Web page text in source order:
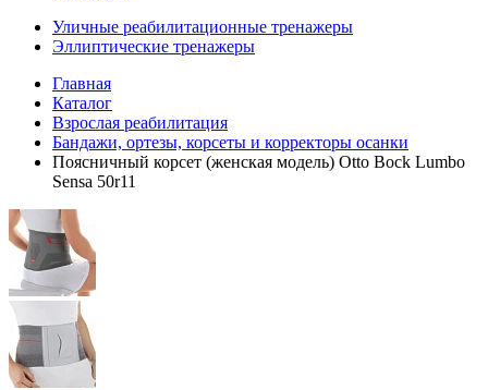
Уличные реабилитационные тренажеры
Эллиптические тренажеры
Главная
Каталог
Взрослая реабилитация
Бандажи, ортезы, корсеты и корректоры осанки
Поясничный корсет (женская модель) Otto Bock Lumbo
Sensa 50r11